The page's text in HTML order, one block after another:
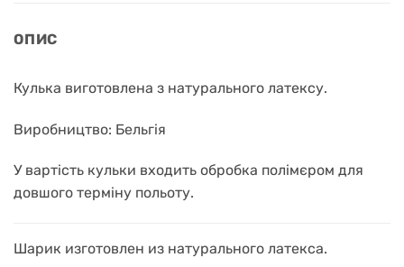
ОПИС
Кулька виготовлена з натурального латексу.
Виробництво: Бельгія
У вартість кульки входить обробка полімєром для
довшого терміну польоту.
Шарик изготовлен из натурального латекса.